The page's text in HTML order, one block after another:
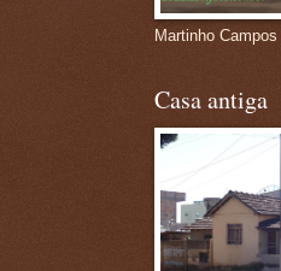
Martinho Campos
Casa antiga